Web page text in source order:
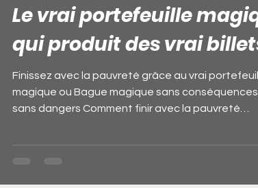
Le vrai portefeuille
qui produit des vrai
Finissez avec la pauvreté grâce au vrai
magique ou Bague magique sans
sans dangers Comment finir avec la pauvreté